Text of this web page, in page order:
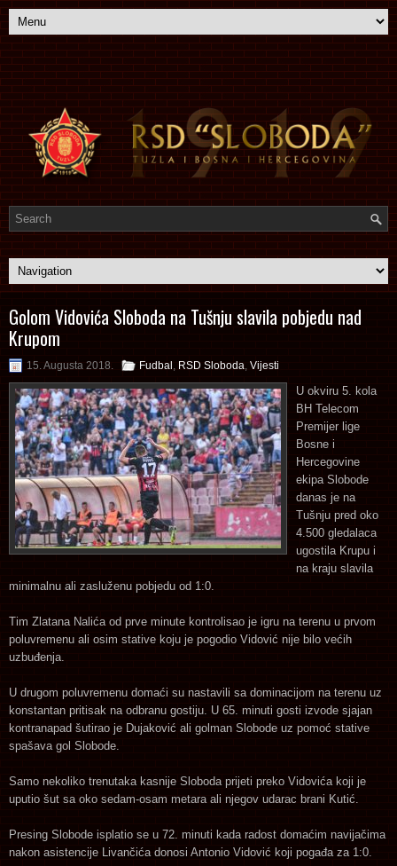
Golom Vidovića Sloboda na Tušnju slavila pobjedu nad
Krupom
15. Augusta 2018. Fudbal RSD Sloboda Vijesti
U okviru 5. kola
BH Telecom
Premijer lige
Bosne i
Hercegovine
ekipa Slobode
danas je na
Tušnju pred oko
4.500 gledalaca
ugostila Krupu i
na kraju slavila
minimalnu ali zasluženu pobjedu od 1:0.
Tim Zlatana Nalića od prve minute kontrolisao je igru na terenu u prvom
poluvremenu ali osim stative koju je pogodio Vidović nije bilo većih
uzbuđenja.
U drugom poluvremenu domaći su nastavili sa dominacijom na terenu uz
konstantan pritisak na odbranu gostiju. U 65. minuti gosti izvode sjajan
kontranapad šutirao je Dujaković ali golman Slobode uz pomoć stative
spašava gol Slobode.
Samo nekoliko trenutaka kasnije Sloboda prijeti preko Vidovića koji je
uputio šut sa oko sedam-osam metara ali njegov udarac brani Kutić.
Presing Slobode isplatio se u 72. minuti kada radost domaćim navijačima
nakon asistencije Livančića donosi Antonio Vidović koji pogađa za 1:0.